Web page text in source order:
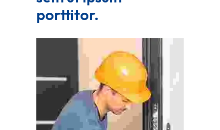
porttitor.